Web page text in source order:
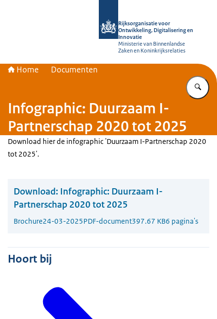
Rijksorganisatie voor
Ontwikkeling, Digitalisering en
Innovatie
Ministerie van Binnenlandse
Zaken en Koninkrijksrelaties
Home Documenten
Infographic: Duurzaam I-
Partnerschap 2020 tot 2025
Download hier de infographic 'Duurzaam I-Partnerschap 2020
tot 2025'.
Download: Infographic: Duurzaam I-
Partnerschap 2020 tot 2025
Brochure24-03-2025PDF-document397.67 KB6 pagina's
Hoort bij